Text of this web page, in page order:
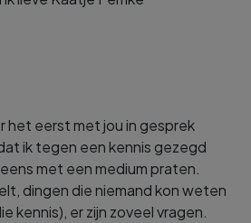
het eerst met jou in gesprek
ik tegen een kennis gezegd
met een medium praten.
dingen die niemand kon weten
kennis), er zijn zoveel vragen.